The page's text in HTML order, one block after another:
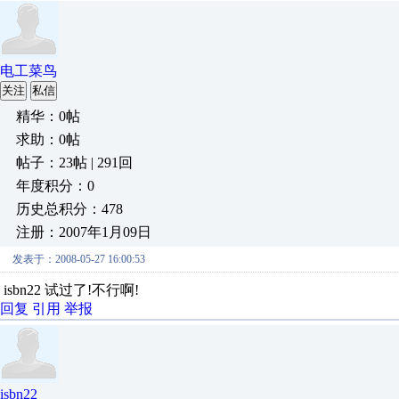
电工菜鸟
关注 私信
精华：0帖
求助：0帖
帖子：23帖 | 291回
年度积分：0
历史总积分：478
注册：2007年1月09日
发表于：2008-05-27 16:00:53
isbn22 试过了!不行啊!
回复 引用 举报
isbn22